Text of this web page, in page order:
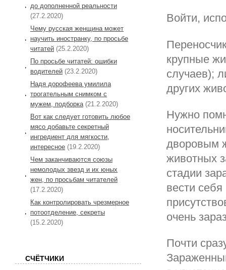
Войти,
крупные
случаев);
других
Нужно
дворовым
животных
стадии
вести
очень
Почти
до дополненной реальности
(27.2.2020)
Чему русская женщина может
научить иностранку, по просьбе
читатей (25.2.2020)
По просьбе читатей: ошибки
водителей (23.2.2020)
Надя дорофеева умилила
трогательным снимком с
мужем, подборка (21.2.2020)
Вот как следует готовить любое
мясо добавьте секретный
ингредиент для мягкости,
интересное (19.2.2020)
Чем заканчиваются союзы
немолодых звезд и их юных
жен, по просьбам читателей
(17.2.2020)
Как контролировать чрезмерное
потоотделение, секреты
(15.2.2020)
СЧЁТЧИКИ